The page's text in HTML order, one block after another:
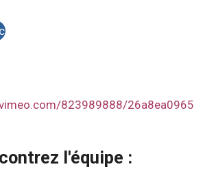
823989888/26a8ea0965
l'équipe :